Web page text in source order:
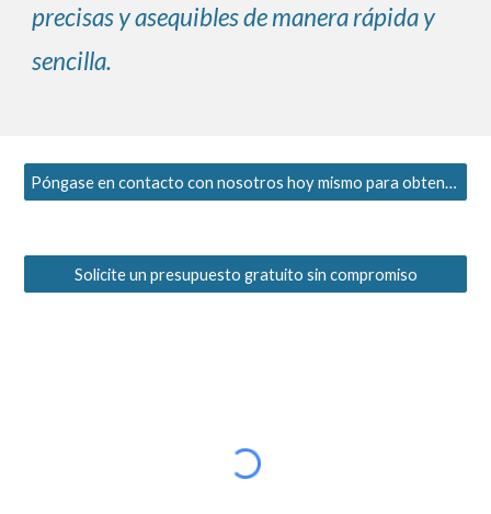
precisas y asequibles de manera rápida y
sencilla.
Póngase en contacto con nosotros hoy mismo para obtener un presupuesto gratuito y ¡comience su proyecto de traducción!
Solicite un presupuesto gratuito sin compromiso